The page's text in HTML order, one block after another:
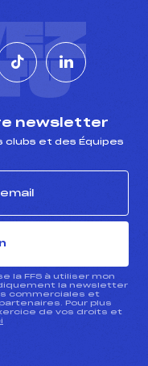
newsletter
clubs et des Équipes
la FFS à utiliser mon
la newsletter
commerciales et
Pour plus
de vos droits et